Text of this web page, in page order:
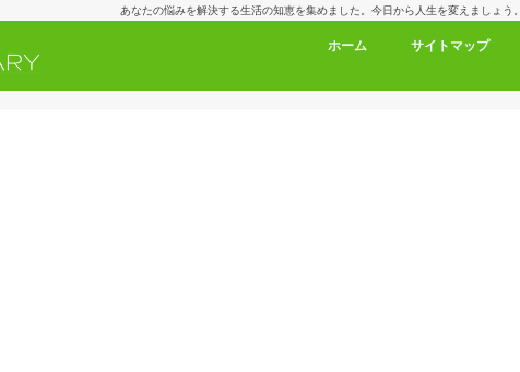
あなたの悩みを解決する生活の知恵を集めました。今日から人生を変えましょう。
ホーム サイトマップ